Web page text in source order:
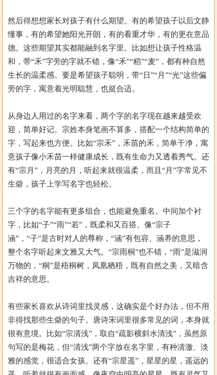
然后得想想家长对孩子有什么期望。有的希望孩子以后文静
懂事，有的希望她阳光开朗，有的看重才华，有的更在意品
德。这些期望其实都能融到名字里。比如想让孩子性格温
和，带“禾”字旁的字就不错，像“禾”“稻”“麦”，都有种自然
生长的温柔感。要是希望孩子聪明，带“日”“月”“光”这些偏
旁的字，寓意着光明聪慧，也挺合适。
从身边人用过的名字来看，两个字的名字现在越来越受欢
迎，简单好记。宗姓本身笔画不算多，搭配一个结构简单的
字，写起来也方便。比如“宗禾”，禾苗的禾，简单干净，寓
意孩子像小禾苗一样健康成长，既有生命力又透着秀气。还
有“宗月”，月亮的月，听起来就很温柔，而且“月”字常见不
生僻，孩子上学写名字也轻松。
三个字的名字能有更多组合，也能避免重名。中间加个衬
字，比如“子”“雨”“若”，既柔和又百搭。像“宗子
涵”，“子”是古时对人的尊称，“涵”有包容、涵养的意思，
整个名字听起来文雅又大气。“宗雨桐”也不错，“雨”是滋润
万物的，“桐”是梧桐树，凤凰栖梧，既有自然之美，又暗含
吉祥的意思。
有些家长喜欢从诗词里找灵感，这确实是个好办法，但不用
非得找那些生僻的句子。唐诗宋词里很多常见的词，本身就
很有意境。比如“宗清浅”，取自“疏影横斜水清浅”，虽然原
句写的是梅花，但“清浅”两个字放在名字里，有种清澈、淡
雅的感觉，很适合女孩。还有“宗星遥”，星星的星，遥远的